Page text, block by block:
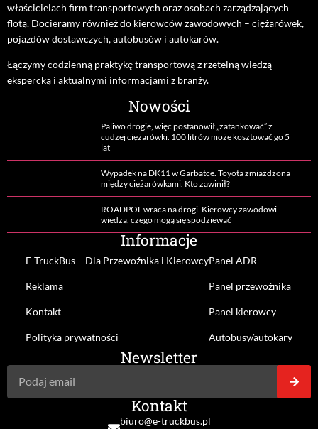
właścicielach firm transportowych oraz osobach zarządzających
flotą. Docieramy również do kierowców zawodowych – ciężarówek,
pojazdów dostawczych, autobusów i autokarów.
Łączymy codzienną praktykę transportową z rzetelną wiedzą
ekspercką i aktualnymi informacjami z branży.
Nowości
Paliwo drogie, więc postanowił „zatankować” z
cudzej ciężarówki. 100 litrów może kosztować go 5
lat
Wypadek na DK11 w Garbatce. Toyota zmiażdżona
między ciężarówkami. Kto zawinił?
ROADPOL wraca na drogi. Kierowcy zawodowi
wiedzą, czego mogą się spodziewać
Informacje
E-TruckBus – Dla Przewoźnika i Kierowcy
Reklama
Kontakt
Polityka prywatności
Panel ADR
Panel przewoźnika
Panel kierowcy
Autobusy/autokary
Newsletter
Kontakt
biuro@e-truckbus.pl